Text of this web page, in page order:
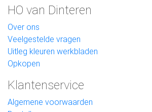
HO van Dinteren
Over ons
Veelgestelde vragen
Uitleg kleuren werkbladen
Opkopen
Klantenservice
Algemene voorwaarden